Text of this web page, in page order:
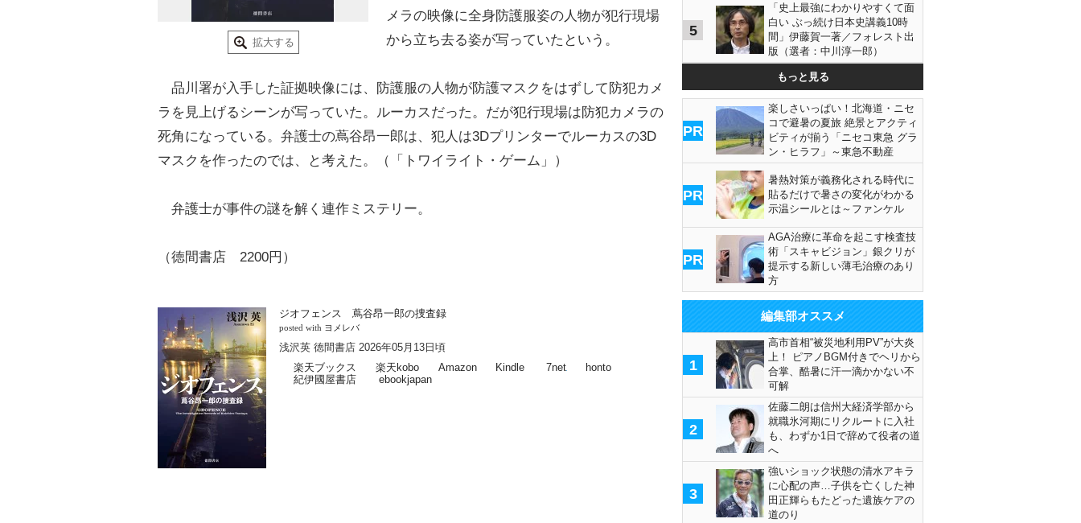
拡大する
メラの映像に全身防護服姿の人物が犯行現場
から立ち去る姿が写っていたという。
品川署が入手した証拠映像には、防護服の人物が防護マスクをはずして防犯カメ
ラを見上げるシーンが写っていた。ルーカスだった。だが犯行現場は防犯カメラの
死角になっている。弁護士の蔦谷昂一郎は、犯人は3Dプリンターでルーカスの3D
マスクを作ったのでは、と考えた。（「トワイライト・ゲーム」）
弁護士が事件の謎を解く連作ミステリー。
（徳間書店 2200円）
ジオフェンス 蔦谷昂一郎の捜査録
posted with ヨメレバ
浅沢英 徳間書店 2026年05月13日頃
楽天ブックス
楽天kobo Amazon Kindle 7net
honto
紀伊國屋書店
ebookjapan
5
「史上最強にわかりやすくて面
白い ぶっ続け日本史講義10時
間」伊藤賀一著／フォレスト出
版（選者：中川淳一郎）
もっと見る
PR
楽しさいっぱい！北海道・ニセ
コで避暑の夏旅 絶景とアクティ
ビティが揃う「ニセコ東急 グラ
ン・ヒラフ」～東急不動産
PR
暑熱対策が義務化される時代に
貼るだけで暑さの変化がわかる
示温シールとは～ファンケル
PR
AGA治療に革命を起こす検査技
術「スキャビジョン」銀クリが
提示する新しい薄毛治療のあり
方
編集部オススメ
1
高市首相“被災地利用PV”が大炎
上！ ピアノBGM付きでヘリから
合掌、酷暑に汗一滴かかない不
可解
2
佐藤二朗は信州大経済学部から
就職氷河期にリクルートに入社
も、わずか1日で辞めて役者の道
へ
3
強いショック状態の清水アキラ
に心配の声…子供を亡くした神
田正輝らもたどった遺族ケアの
道のり